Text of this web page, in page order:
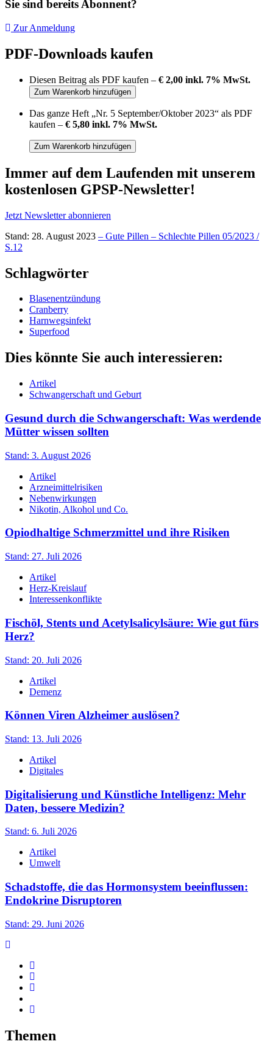
Sie sind bereits Abonnent?
Zur Anmeldung
PDF-Downloads kaufen
Diesen Beitrag als PDF kaufen – € 2,00 inkl. 7% MwSt.
Das ganze Heft „Nr. 5 September/Oktober 2023“ als PDF
kaufen – € 5,80 inkl. 7% MwSt.
Immer auf dem Laufenden mit unserem
kostenlosen GPSP-Newsletter!
Jetzt Newsletter abonnieren
Stand: 28. August 2023 – Gute Pillen – Schlechte Pillen 05/2023 /
S.12
Schlagwörter
Blasenentzündung
Cranberry
Harnwegsinfekt
Superfood
Dies könnte Sie auch interessieren:
Artikel
Schwangerschaft und Geburt
Gesund durch die Schwangerschaft: Was werdende
Mütter wissen sollten
Stand: 3. August 2026
Artikel
Arzneimittelrisiken
Nebenwirkungen
Nikotin, Alkohol und Co.
Opiodhaltige Schmerzmittel und ihre Risiken
Stand: 27. Juli 2026
Artikel
Herz-Kreislauf
Interessenkonflikte
Fischöl, Stents und Acetylsalicylsäure: Wie gut fürs
Herz?
Stand: 20. Juli 2026
Artikel
Demenz
Können Viren Alzheimer auslösen?
Stand: 13. Juli 2026
Artikel
Digitales
Digitalisierung und Künstliche Intelligenz: Mehr
Daten, bessere Medizin?
Stand: 6. Juli 2026
Artikel
Umwelt
Schadstoffe, die das Hormonsystem beeinflussen:
Endokrine Disruptoren
Stand: 29. Juni 2026
Themen